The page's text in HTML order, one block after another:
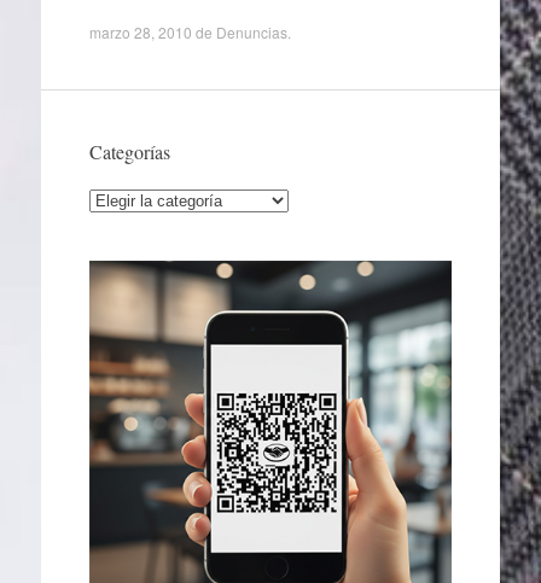
marzo 28, 2010 de Denuncias.
Categorías
Categorías